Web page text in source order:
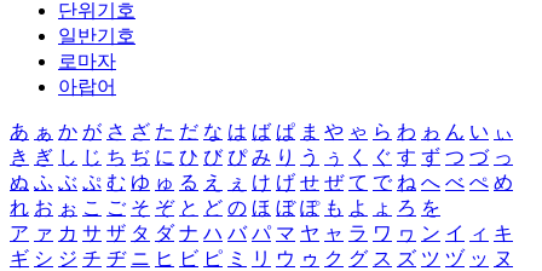
단위기호
일반기호
로마자
아랍어
あ ぁ か が さ ざ た だ な は ば ぱ ま や ゃ ら わ ゎ ん い ぃ
き ぎ し じ ち ぢ に ひ び ぴ み り う ぅ く ぐ す ず つ づ っ
ぬ ふ ぶ ぷ む ゆ ゅ る え ぇ け げ せ ぜ て で ね へ べ ぺ め
れ お ぉ こ ご そ ぞ と ど の ほ ぼ ぽ も よ ょ ろ を
ア ァ カ サ ザ タ ダ ナ ハ バ パ マ ヤ ャ ラ ワ ヮ ン イ ィ キ
ギ シ ジ チ ヂ ニ ヒ ビ ピ ミ リ ウ ゥ ク グ ス ズ ツ ヅ ッ ヌ